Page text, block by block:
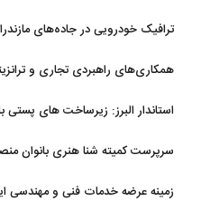
ترافیک خودرویی در جاده‌های
همکاری‌های راهبردی تجاری و
استاندار البرز: زیرساخت های
سرپرست کمیته شنا هنری بانوان
زمینه عرضه خدمات فنی و مهندسی